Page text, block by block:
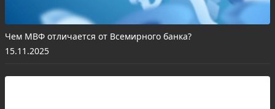
Чем МВФ отличается от Всемирного банка?
15.11.2025